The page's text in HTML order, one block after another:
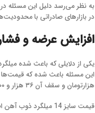
به نظر می‌رسد دلیل این مسئله
در بازارهای صادراتی با
افزایش عرضه و
یکی از دلایلی که باعث شده
هزارتومان و سقف آن ۳۶ هزار و ۸۰۰ تومان است.